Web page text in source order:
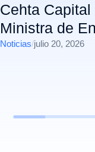
Cehta
Ministra de
Noticias/julio 20, 2026